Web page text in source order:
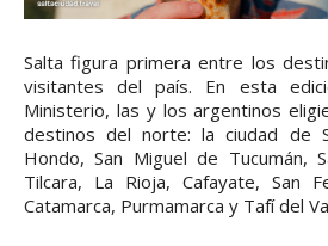
Salta figura primera entre los
visitantes del país. En esta
Ministerio, las y los argentinos
destinos del norte: la ciudad de
Hondo, San Miguel de Tucumán,
Tilcara, La Rioja, Cafayate, San
Catamarca, Purmamarca y Tafí del